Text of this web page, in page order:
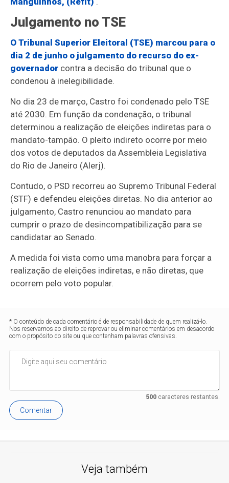
Julgamento no TSE
O Tribunal Superior Eleitoral (TSE) marcou para o
dia 2 de junho o julgamento do recurso do ex-
governador contra a decisão do tribunal que o
condenou à inelegibilidade.
No dia 23 de março, Castro foi condenado pelo TSE
até 2030. Em função da condenação, o tribunal
determinou a realização de eleições indiretas para o
mandato-tampão. O pleito indireto ocorre por meio
dos votos de deputados da Assembleia Legislativa
do Rio de Janeiro (Alerj).
Contudo, o PSD recorreu ao Supremo Tribunal Federal
(STF) e defendeu eleições diretas. No dia anterior ao
julgamento, Castro renunciou ao mandato para
cumprir o prazo de desincompatibilização para se
candidatar ao Senado.
A medida foi vista como uma manobra para forçar a
realização de eleições indiretas, e não diretas, que
ocorrem pelo voto popular.
* O conteúdo de cada comentário é de responsabilidade de quem realizá-lo.
Nos reservamos ao direito de reprovar ou eliminar comentários em desacordo
com o propósito do site ou que contenham palavras ofensivas.
500caracteres restantes.
Comentar
Veja também